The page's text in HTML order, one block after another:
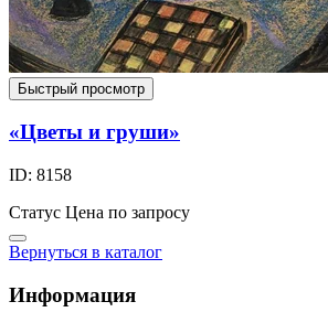
Быстрый просмотр
«Цветы и груши»
ID: 8158
Статус Цена по запросу
Вернуться в каталог
Информация